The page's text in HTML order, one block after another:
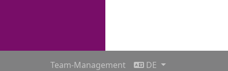
Team-Management DE